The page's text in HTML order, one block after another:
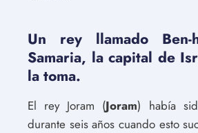
Un rey llamado Ben-
Samaria, la capital de
la toma.
El rey Joram (Joram) había
durante seis años cuando esto